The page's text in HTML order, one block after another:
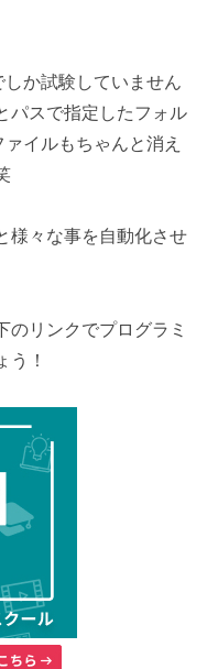
か試験していません
パスで指定したフォル
イルもちゃんと消え
様々な事を自動化させ
のリンクでプログラミ
う！